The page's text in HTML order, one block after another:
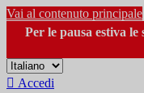
Vai al contenuto principale
Per le pausa estiva le
 Accedi